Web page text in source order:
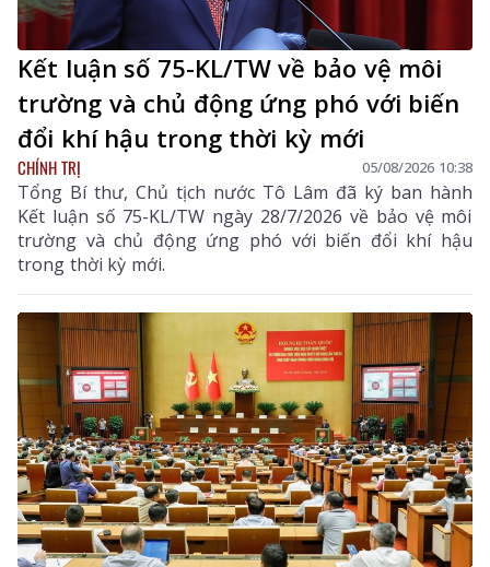
Kết luận số 75-KL/TW về bảo vệ môi
trường và chủ động ứng phó với biến
đổi khí hậu trong thời kỳ mới
CHÍNH TRỊ 05/08/2026 10:38
Tổng Bí thư, Chủ tịch nước Tô Lâm đã ký ban hành
Kết luận số 75-KL/TW ngày 28/7/2026 về bảo vệ môi
trường và chủ động ứng phó với biến đổi khí hậu
trong thời kỳ mới.